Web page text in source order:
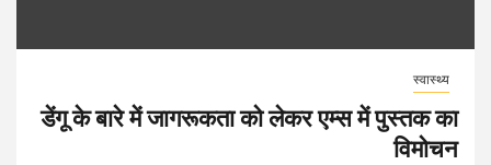
स्वास्थ्य
डेंगू के बारे में जागरूकता को लेकर एम्स में पुस्तक का
विमोचन